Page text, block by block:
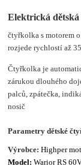
Elektrická
čtyřkolka s motorem
rozjede rychlostí až
Čtyřkolka je
zárukou dlouhého
palců, zpátečka,
nosič
Parametry dětské
Výrobce: Highper
Model: Warior RS